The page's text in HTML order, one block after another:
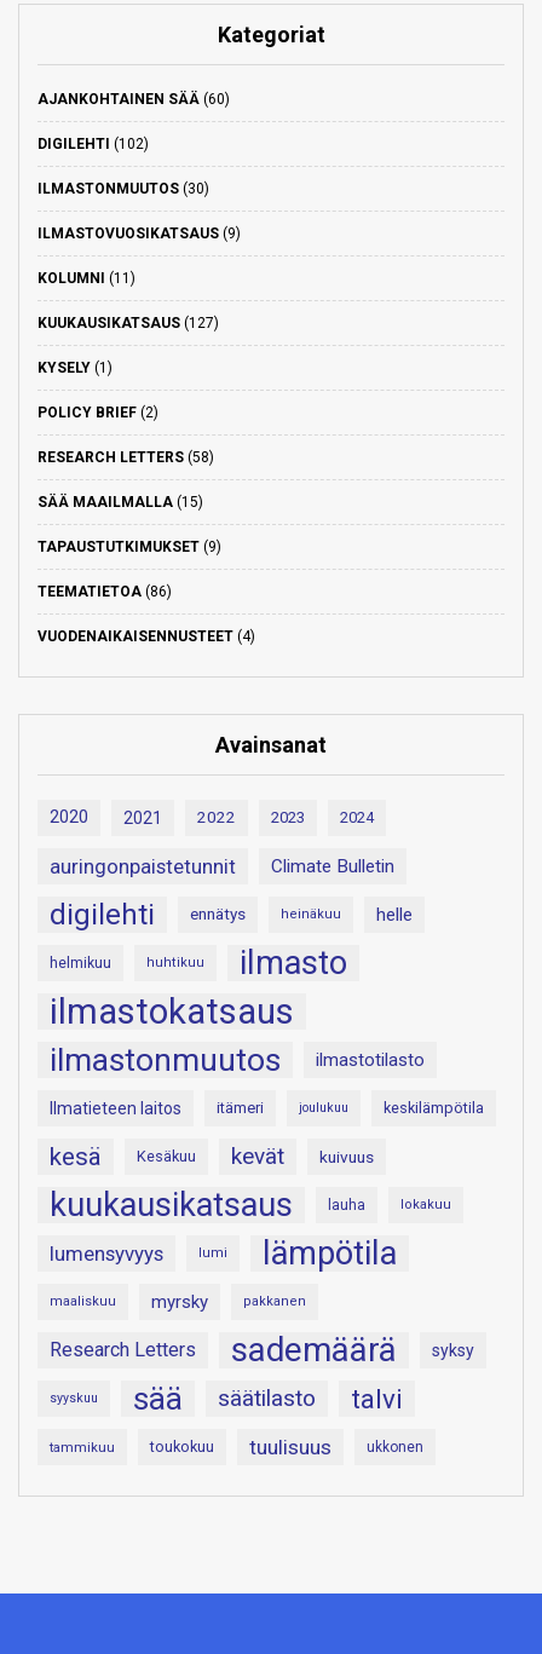
Kategoriat
AJANKOHTAINEN SÄÄ (60)
DIGILEHTI (102)
ILMASTONMUUTOS (30)
ILMASTOVUOSIKATSAUS (9)
KOLUMNI (11)
KUUKAUSIKATSAUS (127)
KYSELY (1)
POLICY BRIEF (2)
RESEARCH LETTERS (58)
SÄÄ MAAILMALLA (15)
TAPAUSTUTKIMUKSET (9)
TEEMATIETOA (86)
VUODENAIKAISENNUSTEET (4)
Avainsanat
2020 2021 2022 2023 2024
auringonpaistetunnit Climate Bulletin
digilehti ennätys heinäkuu helle
helmikuu huhtikuu ilmasto
ilmastokatsaus
ilmastonmuutos ilmastotilasto
Ilmatieteen laitos itämeri joulukuu keskilämpötila
kesä Kesäkuu kevät kuivuus
kuukausikatsaus lauha lokakuu
lumensyvyys lumi lämpötila
maaliskuu myrsky pakkanen
Research Letters sademäärä syksy
syyskuu sää säätilasto talvi
tammikuu toukokuu tuulisuus ukkonen